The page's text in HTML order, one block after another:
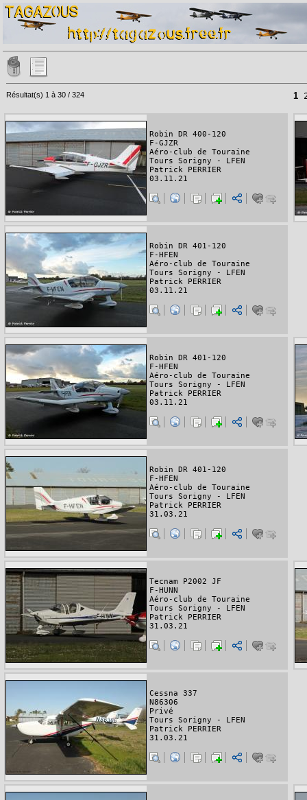
Résultat(s) 1 à 30 / 324 1
Robin DR 400-120
F-GJZR
Aéro-club de Touraine
Tours Sorigny - LFEN
Patrick PERRIER
03.11.21
Robin DR 401-120
F-HFEN
Aéro-club de Touraine
Tours Sorigny - LFEN
Patrick PERRIER
03.11.21
Robin DR 401-120
F-HFEN
Aéro-club de Touraine
Tours Sorigny - LFEN
Patrick PERRIER
03.11.21
Robin DR 401-120
F-HFEN
Aéro-club de Touraine
Tours Sorigny - LFEN
Patrick PERRIER
31.03.21
Tecnam P2002 JF
F-HUNN
Aéro-club de Touraine
Tours Sorigny - LFEN
Patrick PERRIER
31.03.21
Cessna 337
N86306
Privé
Tours Sorigny - LFEN
Patrick PERRIER
31.03.21